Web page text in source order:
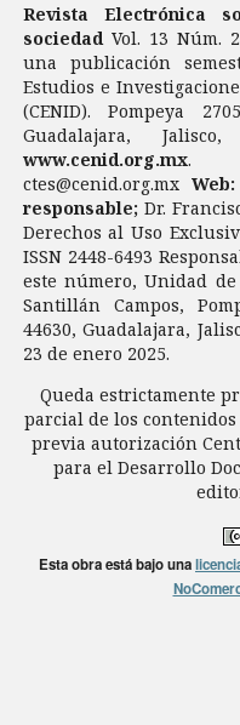
Revista Electrónica
sociedad Vol. 13 Núm.
una publicación
Estudios e
(CENID). Pompeya
Guadalajara,
www.cenid.org.mx
ctes@cenid.org.mxWeb:
responsable; Dr.
Derechos al Uso
ISSN 2448-6493
este número, Unidad
Santillán Campos,
44630, Guadalajara,
23 de enero 2025.
Queda estrictamente
parcial de los
previa autorización
para el Desarrollo
Esta obra está bajo una